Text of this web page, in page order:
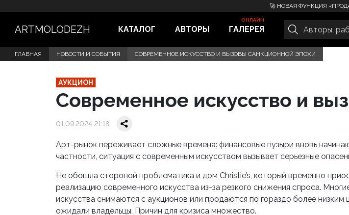
🚀 НОВАЯ ФУНКЦИЯ
ARTMOLODEZH КАТАЛОГ АВТОРЫ ГАЛЕРЕЯ
ГЛАВНАЯ НОВОСТИ И СОБЫТИЯ СОВРЕМЕННОЕ ИСКУССТВО И ВЫЗОВЫ САНКЦИОННОЙ ЭПОХИ
АУКЦИОН
Современное искусство и
01.09.2024 21:18
Арт-рынок переживает сложные времена: финансовые пузыри вновь
частности, ситуация с современным искусством вызывает серьезные
Не обошла стороной проблематика и дом Christie’s, который временно
реализацию современного искусства из-за резкого снижения спроса.
искусства снимаются с аукционов или продаются по гораздо более низким
ожидали владельцы. Причин для кризиса множество.